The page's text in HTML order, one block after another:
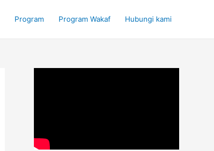
Program Program Wakaf Hubungi kami